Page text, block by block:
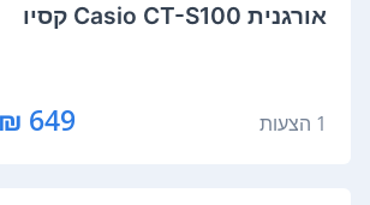
‏אורגנית Casio CT-S100 קסיו
1 הצעות 649 ₪